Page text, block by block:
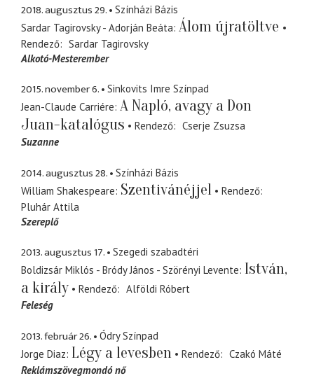
2018. augusztus 29.
Színházi Bázis
Sardar Tagirovsky - Adorján Beáta Álom újratöltve
Rendező
Sardar Tagirovsky
Alkotó-Mesterember
2015. november 6.
Sinkovits Imre Színpad
Jean-Claude Carriére A Napló, avagy a Don
Juan-katalógus
Rendező
Cserje Zsuzsa
Suzanne
2014. augusztus 28.
Színházi Bázis
William Shakespeare Szentivánéjjel
Rendező
Pluhár Attila
Szereplő
2013. augusztus 17.
Szegedi szabadtéri
Boldizsár Miklós - Bródy János - Szörényi Levente István,
a király
Rendező
Alföldi Róbert
Feleség
2013. február 26.
Ódry Színpad
Jorge Diaz Légy a levesben Rendező
Czakó Máté
Reklámszövegmondó nő